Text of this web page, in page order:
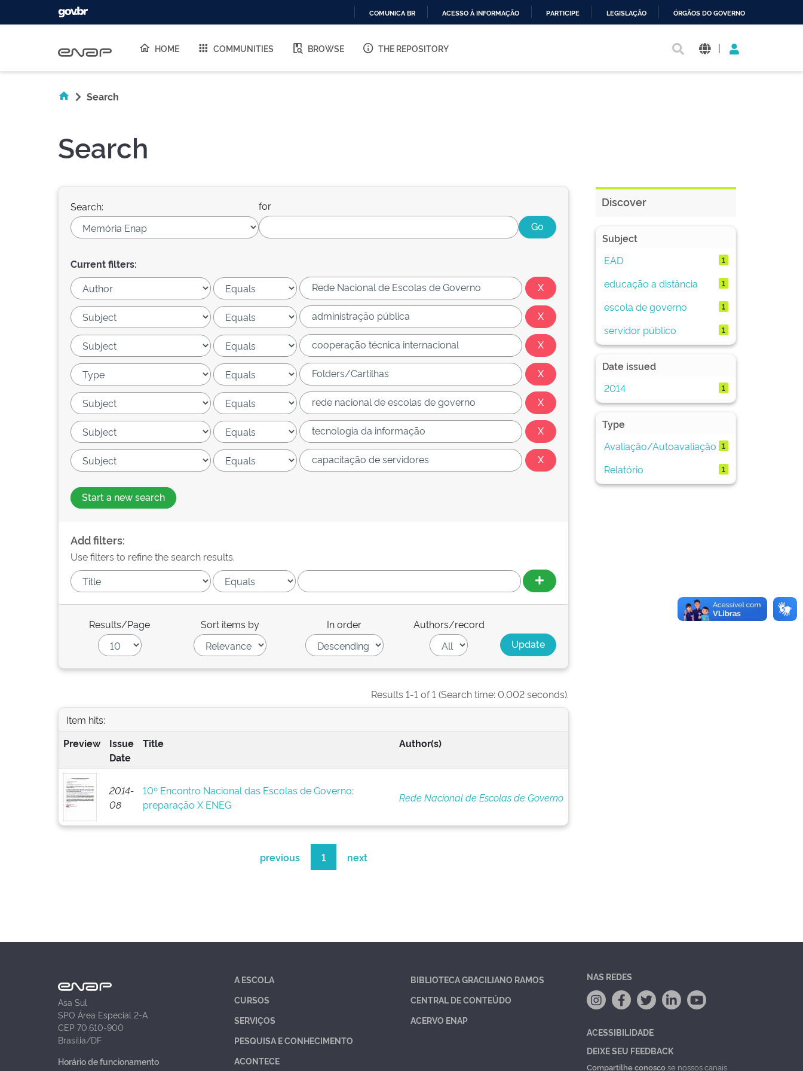
O
COMUNICA BR ACESSO À INFORMAÇÃO PARTICIPE LEGISLAÇÃO ÓRGÃOS DO GOVERNO
HOME COMMUNITIES BROWSE THE REPOSITORY |
Search
Search
Search: for
Current filters:
Start a new search
Add filters:
Use filters to refine the search results.
Results/Page Sort items by In order Authors/record
Results 1-1 of 1 (Search time: 0.002 seconds).
Item hits:
Preview
Issue
Date
Title Author(s)
2014-
08
10º Encontro Nacional das Escolas de Governo:
preparação X ENEG
Rede Nacional de Escolas de Governo
previous 1 next
Discover
Subject
EAD
1
educação a distância 1
escola de governo 1
servidor público 1
Date issued
2014
1
Type
Avaliação/Autoavaliação 1
Relatório 1
Asa Sul
SPO Área Especial 2-A
CEP 70.610-900
Brasília/DF
Horário de funcionamento
A ESCOLA
CURSOS
SERVIÇOS
PESQUISA E CONHECIMENTO
ACONTECE
BIBLIOTECA GRACILIANO RAMOS
CENTRAL DE CONTEÚDO
ACERVO ENAP
NAS REDES
ACESSIBILIDADE
DEIXE SEU FEEDBACK
Compartilhe conoscose nossos canais